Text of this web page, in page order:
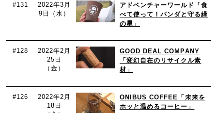
#131
2022年3月
9日（水）
アドベンチャーワールド「食
べて使って！パンダと守る緑
の星」
#128
2022年2月
25日
（金）
GOOD DEAL COMPANY
「変幻自在のリサイクル素
材」
#126
2022年2月
18日
ONIBUS COFFEE「未来を
ホッと温めるコーヒー」